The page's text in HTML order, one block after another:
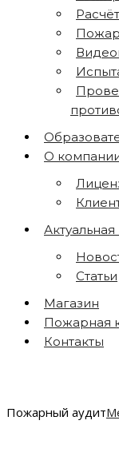
О
Статьи
Магазин
Пожарная
Контакты
Пожарный аудит